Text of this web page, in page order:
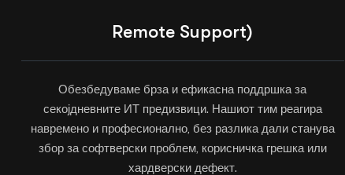
Remote Support)
Обезбедуваме брза и ефикасна поддршка за
секојдневните ИТ предизвици. Нашиот тим реагира
навремено и професионално, без разлика дали станува
збор за софтверски проблем, корисничка грешка или
хардверски дефект.